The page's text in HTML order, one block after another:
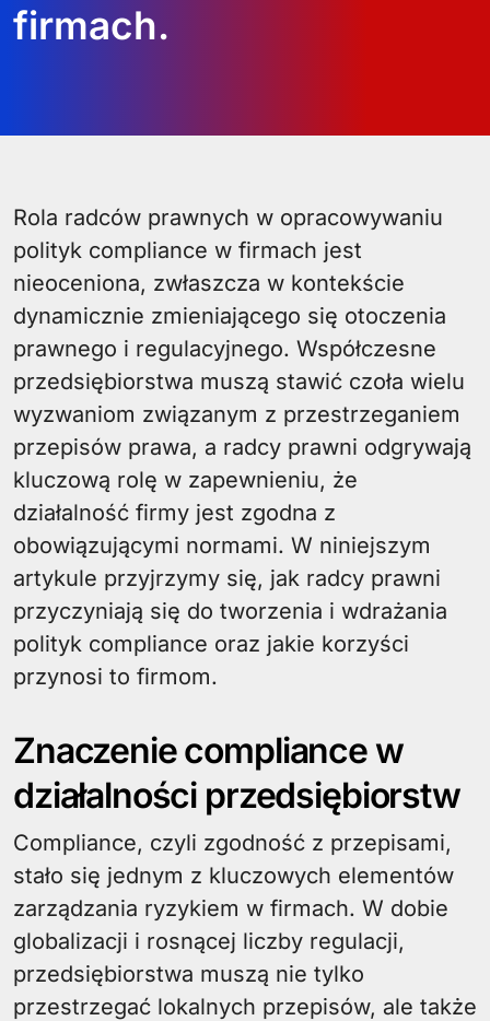
firmach.
Rola radców prawnych w opracowywaniu
polityk compliance w firmach jest
nieoceniona, zwłaszcza w kontekście
dynamicznie zmieniającego się otoczenia
prawnego i regulacyjnego. Współczesne
przedsiębiorstwa muszą stawić czoła wielu
wyzwaniom związanym z przestrzeganiem
przepisów prawa, a radcy prawni odgrywają
kluczową rolę w zapewnieniu, że
działalność firmy jest zgodna z
obowiązującymi normami. W niniejszym
artykule przyjrzymy się, jak radcy prawni
przyczyniają się do tworzenia i wdrażania
polityk compliance oraz jakie korzyści
przynosi to firmom.
Znaczenie compliance w
działalności przedsiębiorstw
Compliance, czyli zgodność z przepisami,
stało się jednym z kluczowych elementów
zarządzania ryzykiem w firmach. W dobie
globalizacji i rosnącej liczby regulacji,
przedsiębiorstwa muszą nie tylko
przestrzegać lokalnych przepisów, ale także